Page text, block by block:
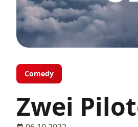
Comedy
Zwei